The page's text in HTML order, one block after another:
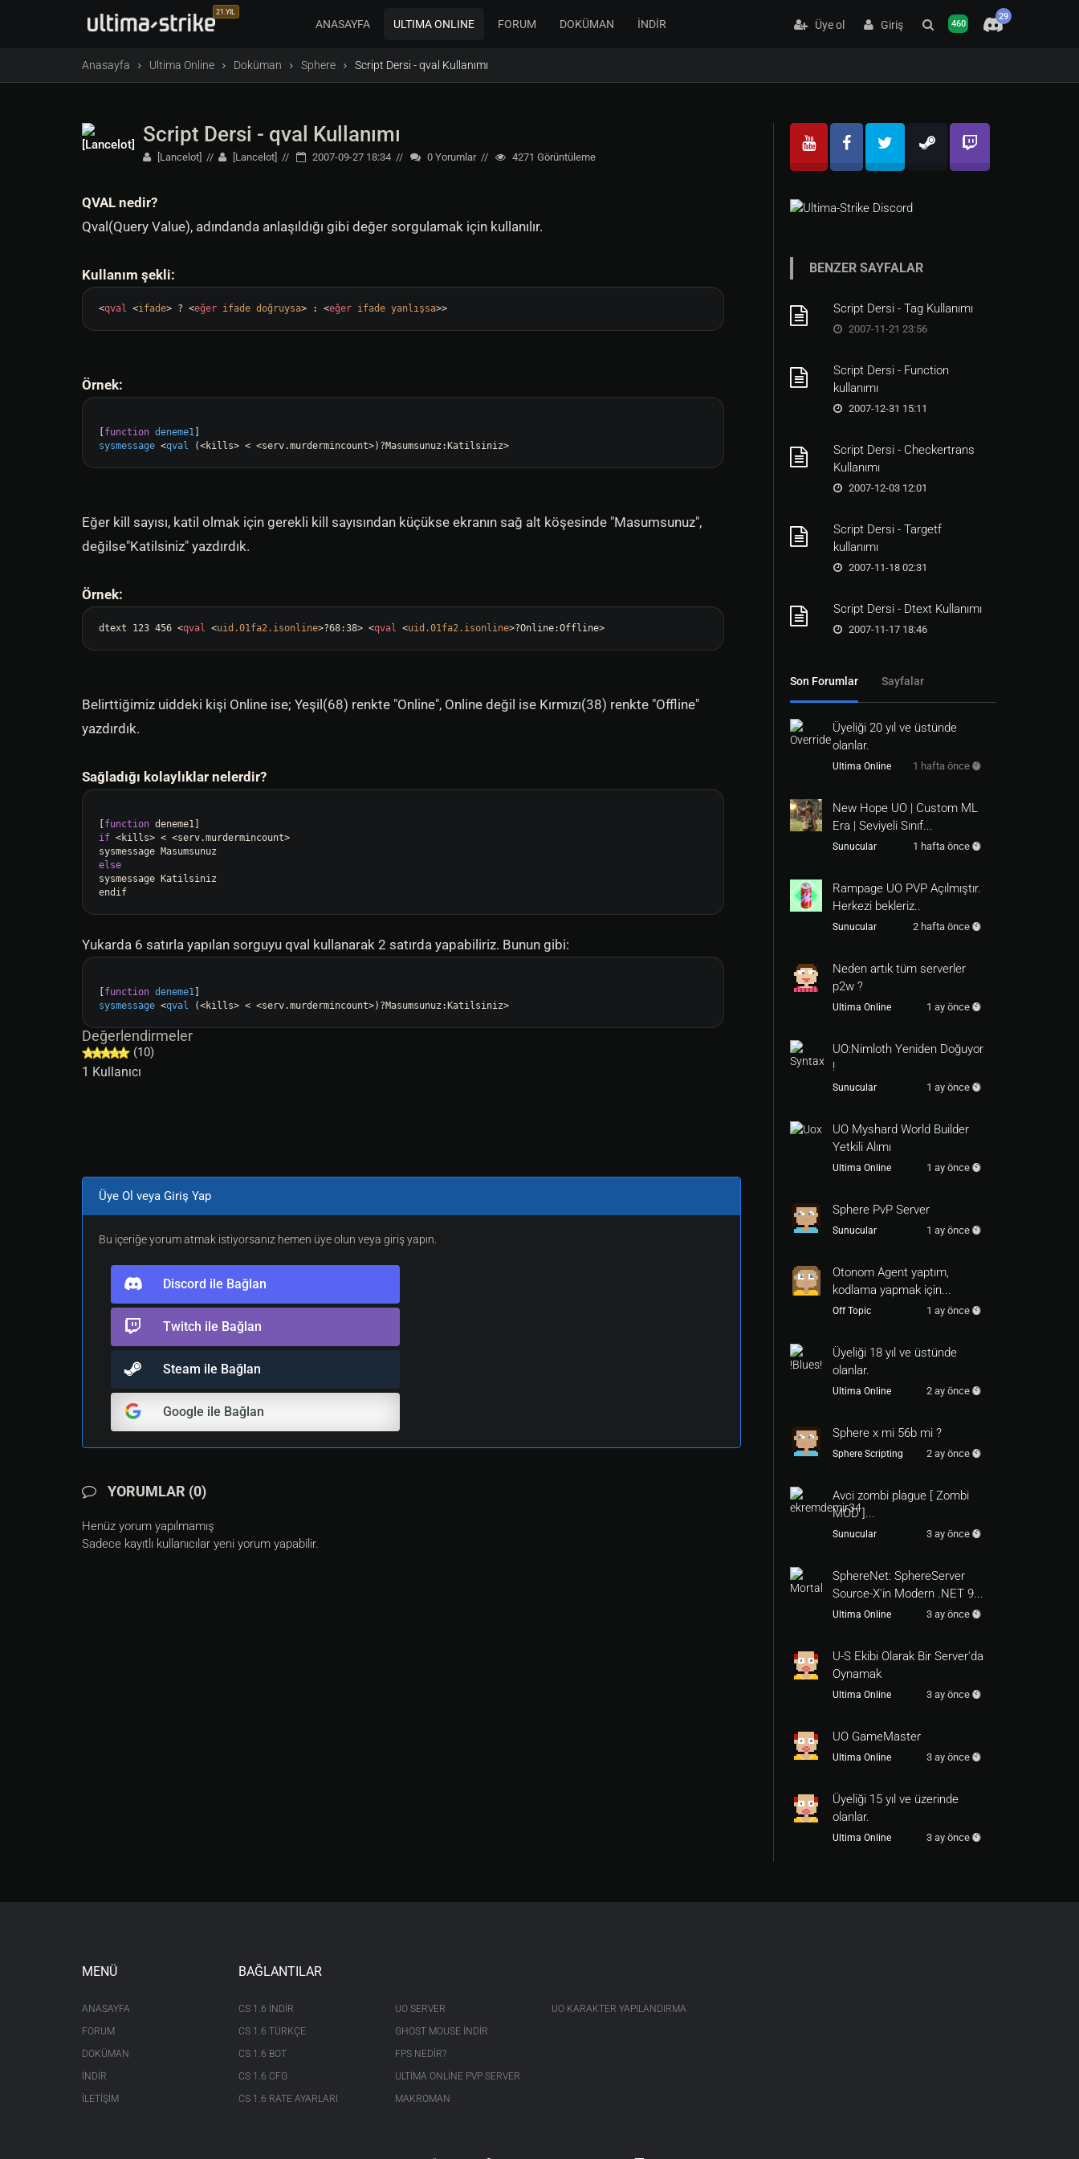
21.YIL
ANASAYFA ULTIMA ONLINE FORUM DOKÜMAN İNDİR Üye ol Giriş 460
29
Anasayfa Ultima Online Doküman Sphere Script Dersi - qval Kullanımı
Script Dersi - qval Kullanımı
[Lancelot] [Lancelot] 2007-09-27 18:34 0 Yorumlar 4271 Görüntüleme
QVAL nedir?
Qval(Query Value), adındanda anlaşıldığı gibi değer sorgulamak için kullanılır.
Kullanım şekli:
<qval <ifade> ? <eğer ifade doğruysa> : <eğer ifade yanlışsa>>
Örnek:
function deneme1
sysmessage <qval (<kills> < <serv.murdermincount>)
Eğer kill sayısı, katil olmak için gerekli kill sayısından küçükse ekranın sağ alt köşesinde "Masumsunuz",
değilse"Katilsiniz" yazdırdık.
Örnek:
dtext 123 456 <qval <uid.01fa2.isonline>?68:38> <qval <uid.01fa2.isonline>?Online:Offline>
Belirttiğimiz uiddeki kişi Online ise; Yeşil(68) renkte "Online", Online değil ise Kırmızı(38) renkte "Offline"
yazdırdık.
Sağladığı kolaylıklar nelerdir?
function
if <kills> < <serv.murdermincount>
else
sysmessage Katilsiniz
Yukarda 6 satırla yapılan sorguyu qval kullanarak 2 satırda yapabiliriz. Bunun gibi:
function deneme1
sysmessage <qval (<kills> < <serv.murdermincount>)
Değerlendirmeler
(10)
1 Kullanıcı
Üye Ol veya Giriş Yap
Bu içeriğe yorum atmak istiyorsanız hemen üye olun veya giriş yapın.
Discord ile Bağlan
Twitch ile Bağlan
Steam ile Bağlan
Google ile Bağlan
YORUMLAR (0)
Henüz yorum yapılmamış
Sadece kayıtlı kullanıcılar yeni yorum yapabilir.
BENZER SAYFALAR
Script Dersi - Tag Kullanımı
2007-11-21 23:56
Script Dersi - Function
kullanımı
2007-12-31 15:11
Script Dersi - Checkertrans
Kullanımı
2007-12-03 12:01
Script Dersi - Targetf
kullanımı
2007-11-18 02:31
Script Dersi - Dtext Kullanımı
2007-11-17 18:46
Son Forumlar Sayfalar
Üyeliği 20 yıl ve üstünde
olanlar.
Ultima Online 1 hafta önce
New Hope UO | Custom ML
Era | Seviyeli Sınıf...
Sunucular 1 hafta önce
Rampage UO PVP Açılmıştır.
Herkezi bekleriz..
Sunucular 2 hafta önce
Neden artık tüm serverler
p2w ?
Ultima Online 1 ay önce
UO:Nimloth Yeniden Doğuyor
!
Sunucular 1 ay önce
UO Myshard World Builder
Yetkili Alımı
Ultima Online 1 ay önce
Sphere PvP Server
Sunucular 1 ay önce
Otonom Agent yaptım,
kodlama yapmak için...
Off Topic 1 ay önce
Üyeliği 18 yıl ve üstünde
olanlar.
Ultima Online 2 ay önce
Sphere x mi 56b mi ?
Sphere Scripting 2 ay önce
Avci zombi plague [ Zombi
MOD ]...
Sunucular 3 ay önce
SphereNet: SphereServer
Source-X'in Modern .NET 9...
Ultima Online 3 ay önce
U-S Ekibi Olarak Bir Server'da
Oynamak
Ultima Online 3 ay önce
UO GameMaster
Ultima Online 3 ay önce
Üyeliği 15 yıl ve üzerinde
olanlar.
Ultima Online 3 ay önce
MENÜ
ANASAYFA
FORUM
DOKÜMAN
İNDİR
İLETİŞİM
BAĞLANTILAR
CS 1.6 INDIR
CS 1.6 TÜRKÇE
CS 1.6 BOT
CS 1.6 CFG
CS 1.6 RATE AYARLARI
UO SERVER
GHOST MOUSE INDIR
FPS NEDIR?
ULTIMA ONLINE PVP SERVER
MAKROMAN
UO KARAKTER YAPILANDIRMA